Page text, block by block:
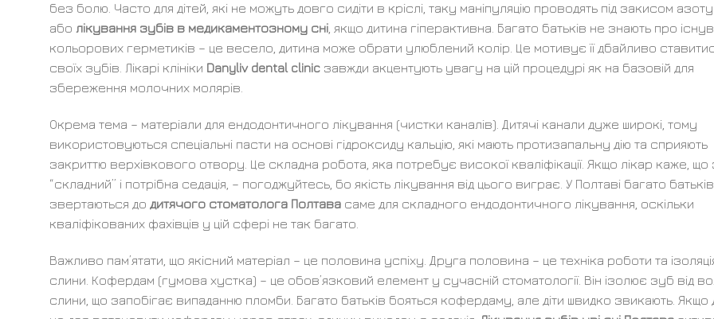
без болю. Часто для дітей, які не можуть довго сидіти в кріслі, таку маніпуляцію проводять під закисом азоту
або лікування зубів в медикаментозному сні , якщо дитина гіперактивна. Багато батьків не знають про
кольорових герметиків – це весело, дитина може обрати улюблений колір. Це мотивує її дбайливо
своїх зубів. Лікарі клініки Danyliv dental clinic завжди акцентують увагу на цій процедурі як на базовій для
збереження молочних молярів.
Окрема тема – матеріали для ендодонтичного лікування (чистки каналів). Дитячі канали дуже широкі, тому
використовуються спеціальні пасти на основі гідроксиду кальцію, які мають протизапальну дію та сприяють
закриттю верхівкового отвору. Це складна робота, яка потребує високої кваліфікації. Якщо лікар каже, що
“складний” і потрібна седація, – погоджуйтесь, бо якість лікування від цього виграє. У Полтаві багато батьків
звертаються до дитячого стоматолога Полтава саме для складного ендодонтичного лікування, оскільки
кваліфікованих фахівців у цій сфері не так багато.
Важливо пам’ятати, що якісний матеріал – це половина успіху. Друга половина – це техніка роботи та
слини. Кофердам (гумова хустка) – це обов’язковий елемент у сучасній стоматології. Він ізолює зуб від
слини, що запобігає випаданню пломби. Багато батьків бояться кофердаму, але діти швидко звикають. Якщо